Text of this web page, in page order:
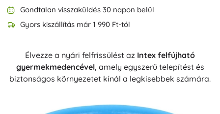
Gondtalan visszaküldés 30 napon belül
Gyors kiszállítás már 1 990 Ft-tól
Élvezze a nyári felfrissülést az Intex felfújható
gyermekmedencével, amely egyszerű telepítést és
biztonságos környezetet kínál a legkisebbek számára.